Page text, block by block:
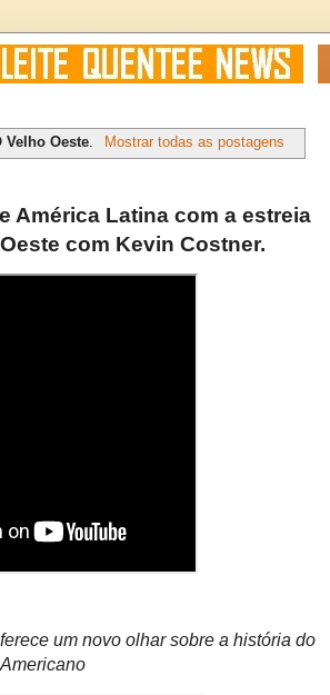
Velho Oeste Mostrar todas as postagens
América Latina com a estreia
com Kevin Costner.
um novo olhar sobre a história do